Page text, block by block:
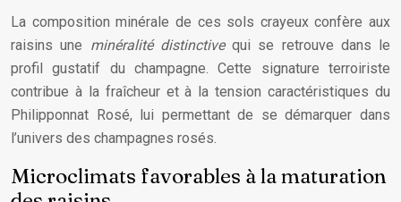
La composition minérale de ces sols crayeux confère aux
raisins une minéralité distinctive qui se retrouve dans le
profil gustatif du champagne. Cette signature terroiriste
contribue à la fraîcheur et à la tension caractéristiques du
Philipponnat Rosé, lui permettant de se démarquer dans
l’univers des champagnes rosés.
Microclimats favorables à la maturation